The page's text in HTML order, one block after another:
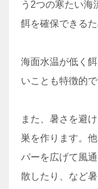
う2つの寒たい海
餌を確保できる
海面水温が低く
いことも特徴的で
また、暑さを避
巣を作ります。
パーを広げて風
散したり、など